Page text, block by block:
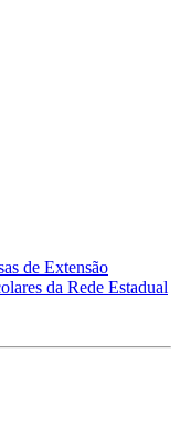
de Extensão
da Rede Estadual